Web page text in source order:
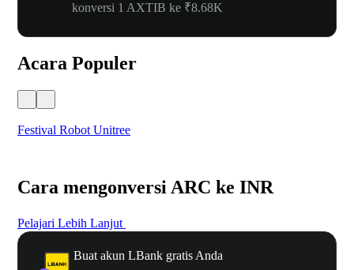
konversi 1 AXTIB ke ₹8.68K
Acara Populer
Festival Robot Unitree
Cara mengonversi ARC ke INR
Pelajari Lebih Lanjut
Buat akun LBank gratis Anda